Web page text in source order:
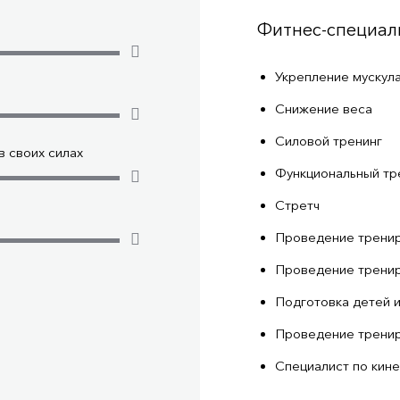
своих силах
Фитнес-
Укрепление
Снижение веса
Силовой тренинг
Функциональный
Стретч
Проведение
Проведение
Подготовка детей
Проведение
Специалист по